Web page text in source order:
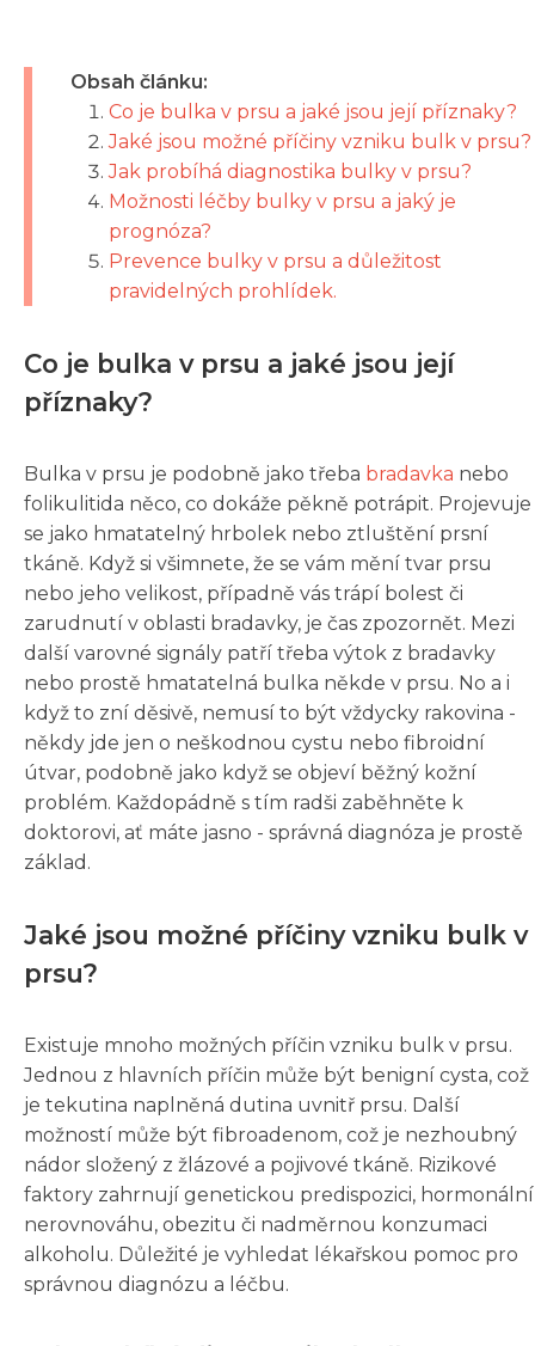
Obsah článku:
Co je bulka v prsu a jaké jsou její příznaky?
Jaké jsou možné příčiny vzniku bulk v prsu?
Jak probíhá diagnostika bulky v prsu?
Možnosti léčby bulky v prsu a jaký je
prognóza?
Prevence bulky v prsu a důležitost
pravidelných prohlídek.
Co je bulka v prsu a jaké jsou její
příznaky?
Bulka v prsu je podobně jako třeba bradavka nebo
folikulitida něco, co dokáže pěkně potrápit. Projevuje
se jako hmatatelný hrbolek nebo ztluštění prsní
tkáně. Když si všimnete, že se vám mění tvar prsu
nebo jeho velikost, případně vás trápí bolest či
zarudnutí v oblasti bradavky, je čas zpozornět. Mezi
další varovné signály patří třeba výtok z bradavky
nebo prostě hmatatelná bulka někde v prsu. No a i
když to zní děsivě, nemusí to být vždycky rakovina -
někdy jde jen o neškodnou cystu nebo fibroidní
útvar, podobně jako když se objeví běžný kožní
problém. Každopádně s tím radši zaběhněte k
doktorovi, ať máte jasno - správná diagnóza je prostě
základ.
Jaké jsou možné příčiny vzniku bulk v
prsu?
Existuje mnoho možných příčin vzniku bulk v prsu.
Jednou z hlavních příčin může být benigní cysta, což
je tekutina naplněná dutina uvnitř prsu. Další
možností může být fibroadenom, což je nezhoubný
nádor složený z žlázové a pojivové tkáně. Rizikové
faktory zahrnují genetickou predispozici, hormonální
nerovnováhu, obezitu či nadměrnou konzumaci
alkoholu. Důležité je vyhledat lékařskou pomoc pro
správnou diagnózu a léčbu.